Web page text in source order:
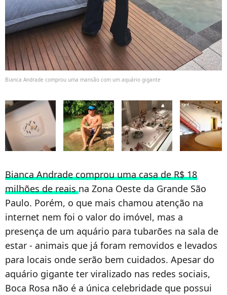
Bianca Andrade comprou uma mansão com um aquário gigante
Bianca Andrade comprou uma casa de R$ 18
milhões de reaisna Zona Oeste da Grande São
Paulo. Porém, o que mais chamou atenção na
internet nem foi o valor do imóvel, mas a
presença de um aquário para tubarões na sala de
estar - animais que já foram removidos e levados
para locais onde serão bem cuidados. Apesar do
aquário gigante ter viralizado nas redes sociais,
Boca Rosa não é a única celebridade que possui